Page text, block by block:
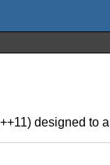
designed to